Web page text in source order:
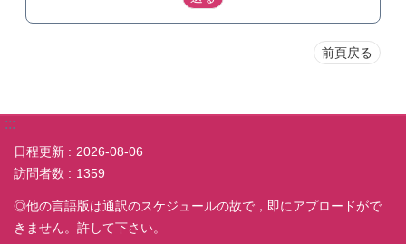
前頁戻る
:::
日程更新
2026-08-06
訪問者数
1359
◎他の言語版は通訳のスケジュールの故で，即にアプロードがで
きません。許して下さい。